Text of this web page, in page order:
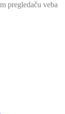
pregledaču veba